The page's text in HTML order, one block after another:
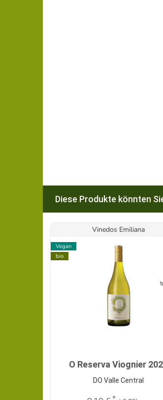
Diese Produkte könnten
Vinedos Emiliana
Vegan
bio
O Reserva Viognier
DO Valle Central